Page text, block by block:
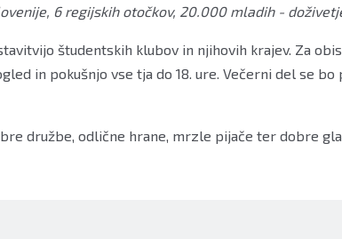
6 regijskih otočkov, 20.000 mladih -
študentskih klubov in njihovih krajev. Za
in pokušnjo vse tja do 18. ure. Večerni del se
družbe, odlične hrane, mrzle pijače ter dobre